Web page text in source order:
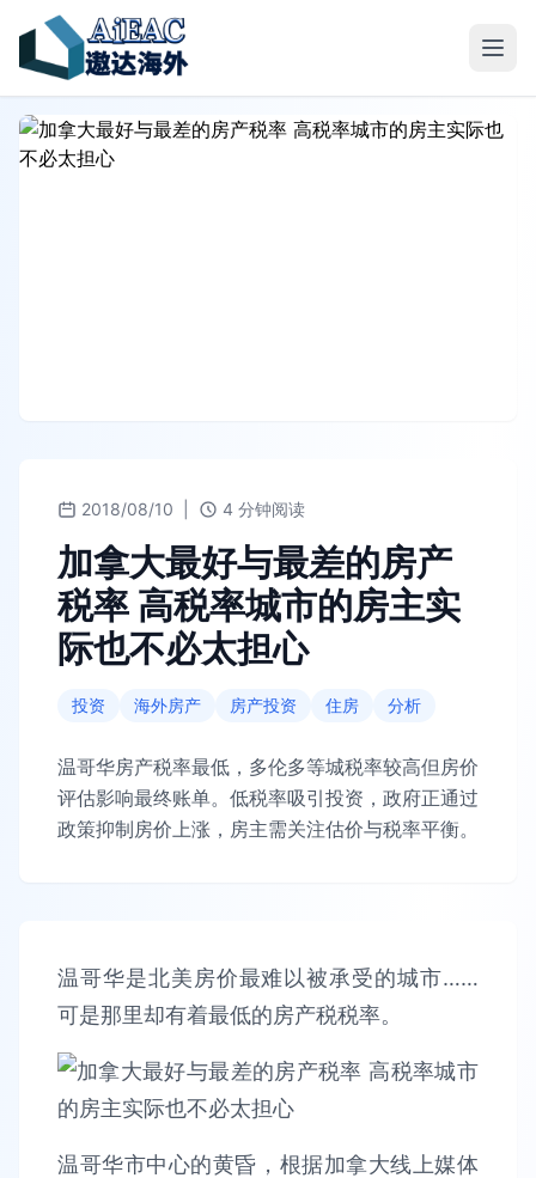
2018/08/10 4 分钟阅读
加拿大最好与最差的房产
税率 高税率城市的房主实
际也不必太担心
投资 海外房产 房产投资 住房 分析
温哥华房产税率最低，多伦多等城税率较高但房价
评估影响最终账单。低税率吸引投资，政府正通过
政策抑制房价上涨，房主需关注估价与税率平衡。
温哥华是北美房价最难以被承受的城市……
可是那里却有着最低的房产税税率。
温哥华市中心的黄昏，根据加拿大线上媒体